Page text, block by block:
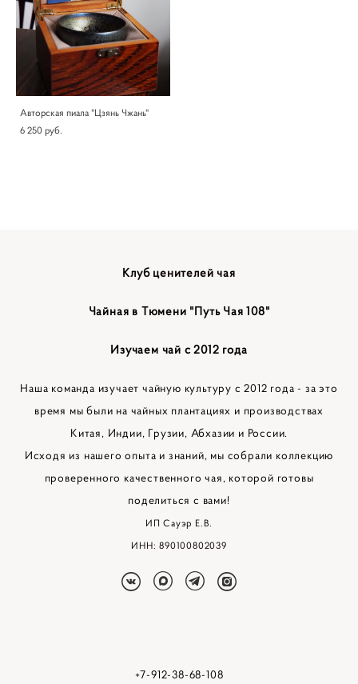
Авторская пиала "Цзянь Чжань"
6 250 pуб.
Клуб ценителей чая
Чайная в Тюмени "Путь Чая 108"
Изучаем чай с 2012 года
Наша команда изучает чайную культуру с 2012 года - за это
время мы были на чайных плантациях и производствах
Китая, Индии, Грузии, Абхазии и России.
Исходя из нашего опыта и знаний, мы собрали коллекцию
проверенного качественного чая, которой готовы
поделиться с вами!
ИП Сауэр Е.В.
ИНН: 890100802039
+7-912-38-68-108